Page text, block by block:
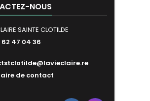
NOUS
SAINTE CLOTILDE
62 47 04 36
de contact